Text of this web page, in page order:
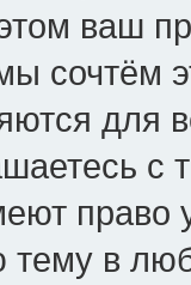
ваш
сочтём
для
право
тему в